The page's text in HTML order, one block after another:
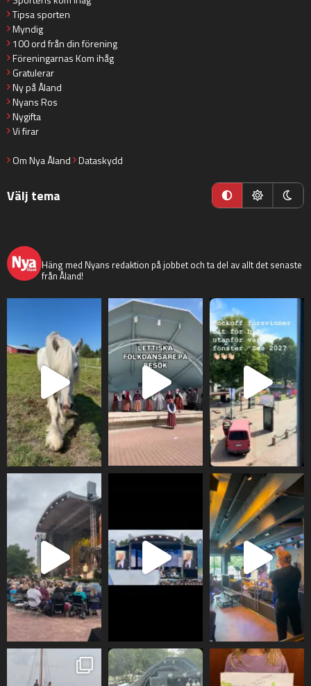
Tipsa sporten
Myndig
100 ord från din förening
Föreningarnas Kom ihåg
Gratulerar
Ny på Åland
Nyans Ros
Nygifta
Vi firar
Om Nya Åland Dataskydd
Välj tema
Häng med Nyans redaktion på jobbet och ta del av allt det senaste
från Åland!